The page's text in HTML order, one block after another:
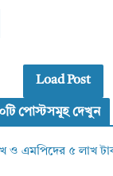
Load Post
পোস্টসমূহ দেখুন
ও এমপিদের ৫ লাখ